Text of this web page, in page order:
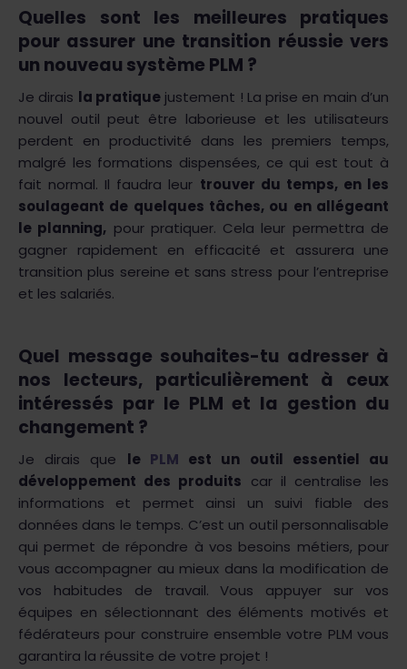
Quelles sont les meilleures pratiques
pour assurer une transition réussie vers
un nouveau système PLM ?
Je dirais la pratiquejustement ! La prise en main d’un
nouvel outil peut être laborieuse et les utilisateurs
perdent en productivité dans les premiers temps,
malgré les formations dispensées, ce qui est tout à
fait normal. Il faudra leur trouver du temps, en les
soulageant de quelques tâches, ou en allégeant
le planning, pour pratiquer. Cela leur permettra de
gagner rapidement en efficacité et assurera une
transition plus sereine et sans stress pour l’entreprise
et les salariés.
Quel message souhaites-tu adresser à
nos lecteurs, particulièrement à ceux
intéressés par le PLM et la gestion du
changement ?
Je dirais que le PLM est un outil essentiel au
développement des produits car il centralise les
informations et permet ainsi un suivi fiable des
données dans le temps. C’est un outil personnalisable
qui permet de répondre à vos besoins métiers, pour
vous accompagner au mieux dans la modification de
vos habitudes de travail. Vous appuyer sur vos
équipes en sélectionnant des éléments motivés et
fédérateurs pour construire ensemble votre PLM vous
garantira la réussite de votre projet !